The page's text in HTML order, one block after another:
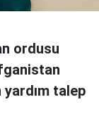
ordusu
yardım talep